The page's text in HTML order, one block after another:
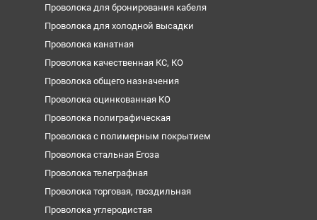
Проволока для бронирования кабеля
Проволока для холодной высадки
Проволока канатная
Проволока качественная КС, КО
Проволока общего назначения
Проволока оцинкованная КО
Проволока полиграфическая
Проволока с полимерным покрытием
Проволока стальная Егоза
Проволока телеграфная
Проволока торговая, гвоздильная
Проволока углеродистая